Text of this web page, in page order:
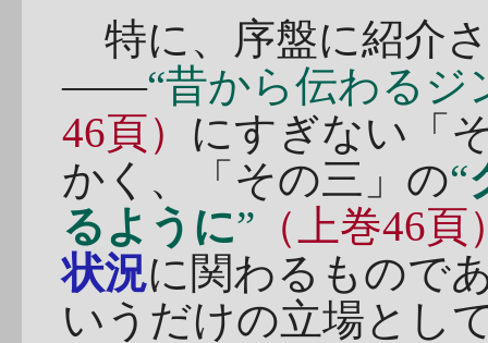
特に、序盤に紹介
――“昔から伝わるジ
46頁） にすぎない「
かく、「その三」の“
るように” （上巻46頁
状況に関わるもので
いうだけの立場とし